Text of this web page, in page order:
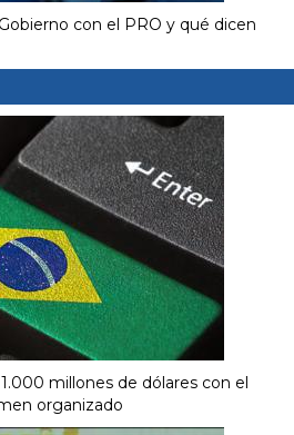
con el PRO y qué dicen
millones de dólares con el
organizado